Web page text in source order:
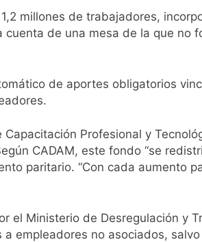
cuándo dejará de llover y llega una
de Quilmes, Hernán Ocampo,
un «brote psicótico» por
y rechazó el pedido del
fiesta de San Cayetano
millones de trabajadores,
de una mesa de la que no
de aportes obligatorios
Profesional y
CADAM, este fondo “se
paritario. “Con cada aumento
el Ministerio de Desregulación y
empleadores no asociados,